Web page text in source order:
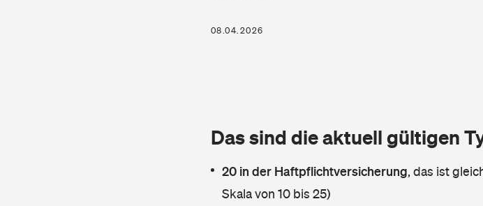
08.04.2026
Das sind die aktuell gültigen
20 in der Haftpflichtversicherung, das ist
Skala von 10 bis 25)